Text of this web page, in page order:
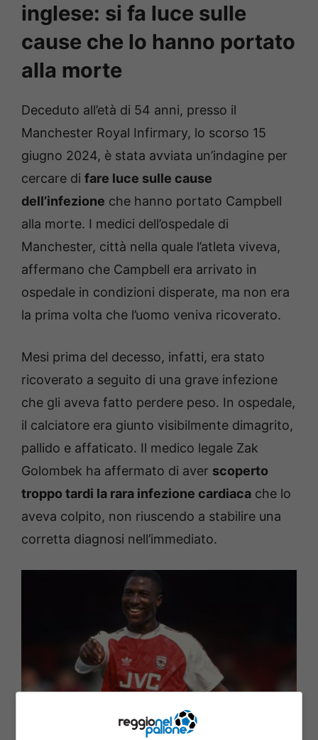
inglese: si fa luce sulle
cause che lo hanno portato
alla morte
Deceduto all’età di 54 anni, presso il
Manchester Royal Infirmary, lo scorso 15
giugno 2024, è stata avviata un’indagine per
cercare di fare luce sulle cause
dell’infezione che hanno portato Campbell
alla morte. I medici dell’ospedale di
Manchester, città nella quale l’atleta viveva,
affermano che Campbell era arrivato in
ospedale in condizioni disperate, ma non era
la prima volta che l’uomo veniva ricoverato.
Mesi prima del decesso, infatti, era stato
ricoverato a seguito di una grave infezione
che gli aveva fatto perdere peso. In ospedale,
il calciatore era giunto visibilmente dimagrito,
pallido e affaticato. Il medico legale Zak
Golombek ha affermato di aver scoperto
troppo tardi la rara infezione cardiaca che lo
aveva colpito, non riuscendo a stabilire una
corretta diagnosi nell’immediato.